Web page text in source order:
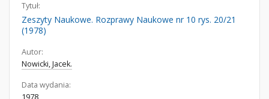
Tytuł:
Zeszyty Naukowe. Rozprawy Naukowe nr 10 rys. 20/21
(1978)
Autor:
Nowicki, Jacek.
Data wydania:
1978